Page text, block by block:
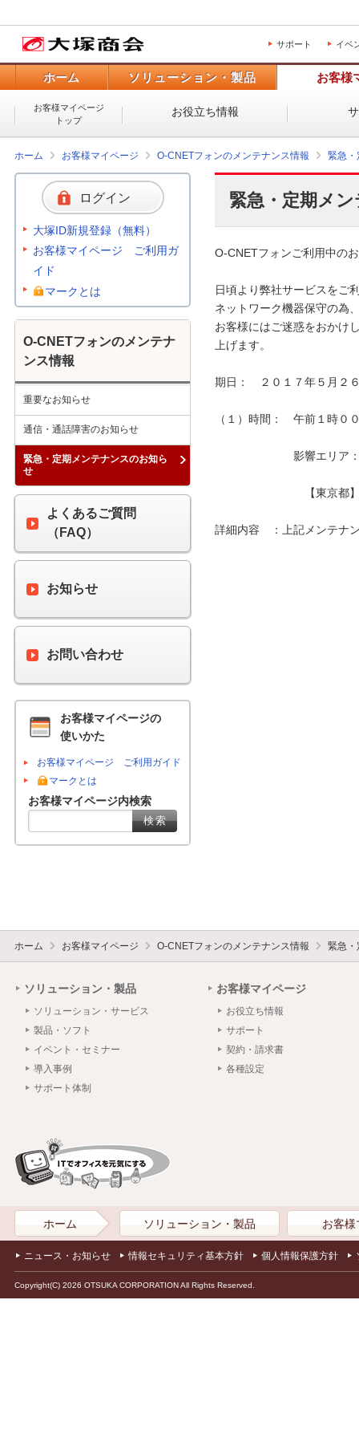
サポート イベ
ホーム ソリューション・製品 お客様
お客様マイページ
トップ
お役立ち情報
ホーム お客様マイページ O-CNETフォンのメンテナンス情報 緊急・
緊急・定期メ
O-CNETフォンご利用中の
日頃より弊社サービスをご
ネットワーク機器保守の為
お客様にはご迷惑をおかけ
上げます。
期日：　２０１７年５月２
（１）時間：　午前１時０
影響エリア：　下記
【東京都
詳細内容　：上記メンテナ
ログイン
大塚ID新規登録（無料）
お客様マイページ ご利用ガ
イド
マークとは
O-CNETフォンのメンテナ
ンス情報
重要なお知らせ
通信・通話障害のお知らせ
緊急・定期メンテナンスのお知ら
せ
よくあるご質問
（FAQ）
お知らせ
お問い合わせ
お客様マイページの
使いかた
お客様マイページ ご利用ガイド
マークとは
お客様マイページ内検索
ホーム お客様マイページ O-CNETフォンのメンテナンス情報 緊急・
ソリューション・製品
ソリューション・サービス
製品・ソフト
イベント・セミナー
導入事例
サポート体制
お客様マイページ
お役立ち情報
サポート
契約・請求書
各種設定
ホーム ソリューション・製品 お客様
ニュース・お知らせ 情報セキュリティ基本方針 個人情報保護方針
Copyright(C) 2026 OTSUKA CORPORATION All Rights Reserved.